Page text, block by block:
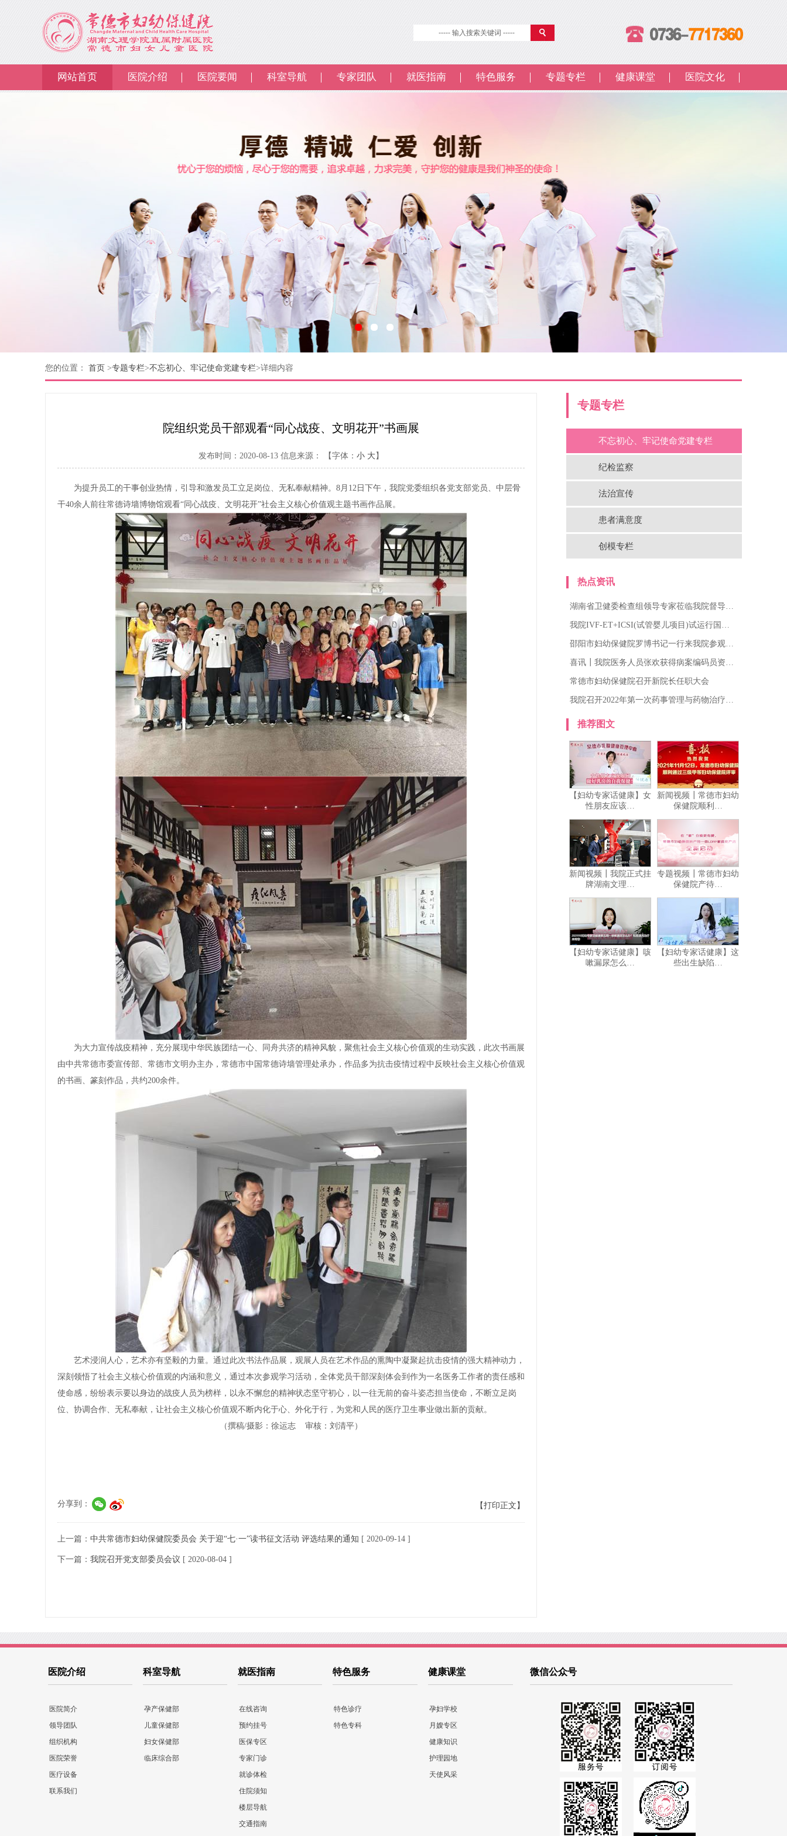
网站首页 医院介绍 医院要闻 科室导航 专家团队 就医指南 特色服务 专题专栏 健康课堂 医院文化
您的位置： 首页 >专题专栏>不忘初心、牢记使命党建专栏>详细内容
院组织党员干部观看“同心战疫、文明花开”书画展
发布时间：2020-08-13 信息来源： 【字体： 小 大】
为提升员工的干事创业热情，引导和激发员工立足岗位、无私奉献精神。8月12日下午，我院党委组织各党支部党员、中层骨
干40余人前往常德诗墙博物馆观看“同心战疫、文明花开”社会主义核心价值观主题书画作品展。
为大力宣传战疫精神，充分展现中华民族团结一心、同舟共济的精神风貌，聚焦社会主义核心价值观的生动实践，此次书画展
由中共常德市委宣传部、常德市文明办主办，常德市中国常德诗墙管理处承办，作品多为抗击疫情过程中反映社会主义核心价值观
的书画、篆刻作品，共约200余件。
艺术浸润人心，艺术亦有坚毅的力量。通过此次书法作品展，观展人员在艺术作品的熏陶中凝聚起抗击疫情的强大精神动力，
深刻领悟了社会主义核心价值观的内涵和意义，通过本次参观学习活动，全体党员干部深刻体会到作为一名医务工作者的责任感和
使命感，纷纷表示要以身边的战疫人员为榜样，以永不懈怠的精神状态坚守初心，以一往无前的奋斗姿态担当使命，不断立足岗
位、协调合作、无私奉献，让社会主义核心价值观不断内化于心、外化于行，为党和人民的医疗卫生事业做出新的贡献。
（撰稿/摄影：徐运志 审核：刘清平）
分享到： 【打印正文】
上一篇： 中共常德市妇幼保健院委员会 关于迎“七·一”读书征文活动 评选结果的通知 [ 2020-09-14 ]
下一篇： 我院召开党支部委员会议 [ 2020-08-04 ]
专题专栏
不忘初心、牢记使命党建专栏
纪检监察
法治宣传
患者满意度
创模专栏
热点资讯
湖南省卫健委检查组领导专家莅临我院督导…
我院IVF-ET+ICSI(试管婴儿项目)试运行国…
邵阳市妇幼保健院罗博书记一行来我院参观…
喜讯┃我院医务人员张欢获得病案编码员资…
常德市妇幼保健院召开新院长任职大会
我院召开2022年第一次药事管理与药物治疗…
推荐图文
【妇幼专家话健康】女
性朋友应该…
新闻视频┃常德市妇幼
保健院顺利…
新闻视频┃我院正式挂
牌湖南文理…
专题视频┃常德市妇幼
保健院产待…
【妇幼专家话健康】咳
嗽漏尿怎么…
【妇幼专家话健康】这
些出生缺陷…
医院介绍 科室导航 就医指南 特色服务 健康课堂 微信公众号
医院简介
领导团队
组织机构
医院荣誉
医疗设备
联系我们
孕产保健部
儿童保健部
妇女保健部
临床综合部
在线咨询
预约挂号
医保专区
专家门诊
就诊体检
住院须知
楼层导航
交通指南
特色诊疗
特色专科
孕妇学校
月嫂专区
健康知识
护理园地
天使风采